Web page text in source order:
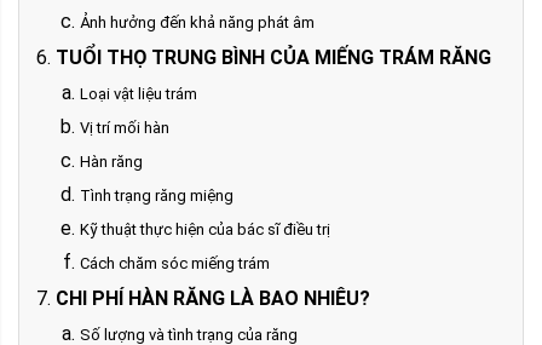
Ảnh hưởng đến khả năng phát âm
TUỔI THỌ TRUNG BÌNH CỦA MIẾNG TRÁM RĂNG
Loại vật liệu trám
Vị trí mối hàn
Hàn răng
Tình trạng răng miệng
Kỹ thuật thực hiện của bác sĩ điều trị
Cách chăm sóc miếng trám
CHI PHÍ HÀN RĂNG LÀ BAO NHIÊU?
Số lượng và tình trạng của răng